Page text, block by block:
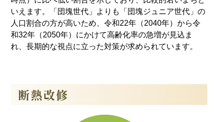
いえます。「団塊世代」よりも「団塊ジュニア世代」の
人口割合の方が高いため、令和22年（2040年）から令
和32年（2050年）にかけて高齢化率の急増が見込ま
れ、長期的な視点に立った対策が求められています。
断熱改修